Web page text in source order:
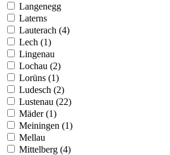
Langenegg
Laterns
Lauterach (4)
Lech (1)
Lingenau
Lochau (2)
Lorüns (1)
Ludesch (2)
Lustenau (22)
Mäder (1)
Meiningen (1)
Mellau
Mittelberg (4)